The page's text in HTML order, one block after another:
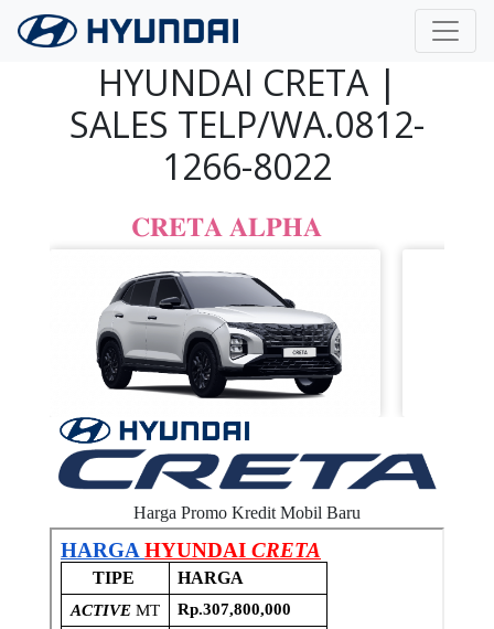
Langsung ke konten utama
HYUNDAI CRETA |
SALES TELP/WA.0812-
1266-8022
𝐂𝐑𝐄𝐓𝐀 𝐀𝐋𝐏𝐇𝐀
Harga Promo Kredit Mobil Baru